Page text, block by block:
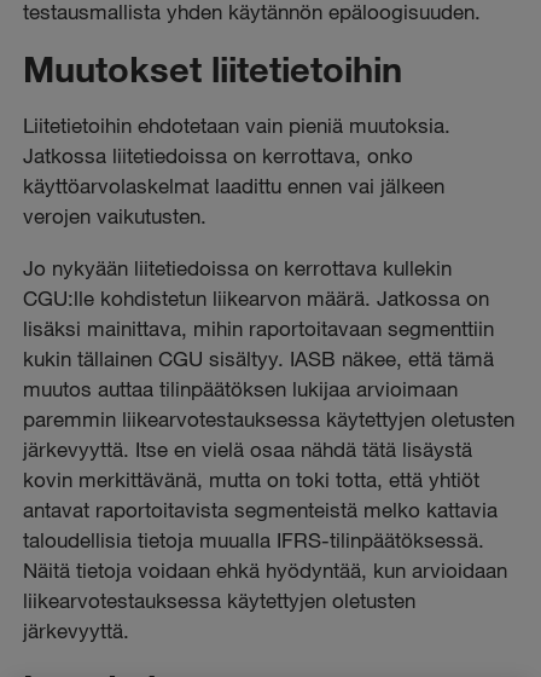
testausmallista yhden käytännön epäloogisuuden.
Muutokset liitetietoihin
Liitetietoihin ehdotetaan vain pieniä muutoksia.
Jatkossa liitetiedoissa on kerrottava, onko
käyttöarvolaskelmat laadittu ennen vai jälkeen
verojen vaikutusten.
Jo nykyään liitetiedoissa on kerrottava kullekin
CGU:lle kohdistetun liikearvon määrä. Jatkossa on
lisäksi mainittava, mihin raportoitavaan segmenttiin
kukin tällainen CGU sisältyy. IASB näkee, että tämä
muutos auttaa tilinpäätöksen lukijaa arvioimaan
paremmin liikearvotestauksessa käytettyjen oletusten
järkevyyttä. Itse en vielä osaa nähdä tätä lisäystä
kovin merkittävänä, mutta on toki totta, että yhtiöt
antavat raportoitavista segmenteistä melko kattavia
taloudellisia tietoja muualla IFRS-tilinpäätöksessä.
Näitä tietoja voidaan ehkä hyödyntää, kun arvioidaan
liikearvotestauksessa käytettyjen oletusten
järkevyyttä.